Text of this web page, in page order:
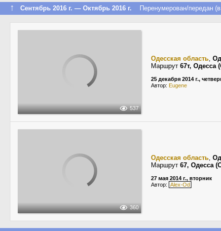
↑ Сентябрь 2016 г. — Октябрь 2016 г. Перенумерован/передан (в
537
Одесская область,
Маршрут 67т,
25 декабря 2014 г.,
Автор: Eugene
360
Одесская область,
Маршрут 67, Одесса
27 мая 2014 г., вторник
Автор: Alex-Od